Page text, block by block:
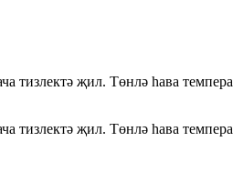
җил. Төнлә һава
җил. Төнлә һава